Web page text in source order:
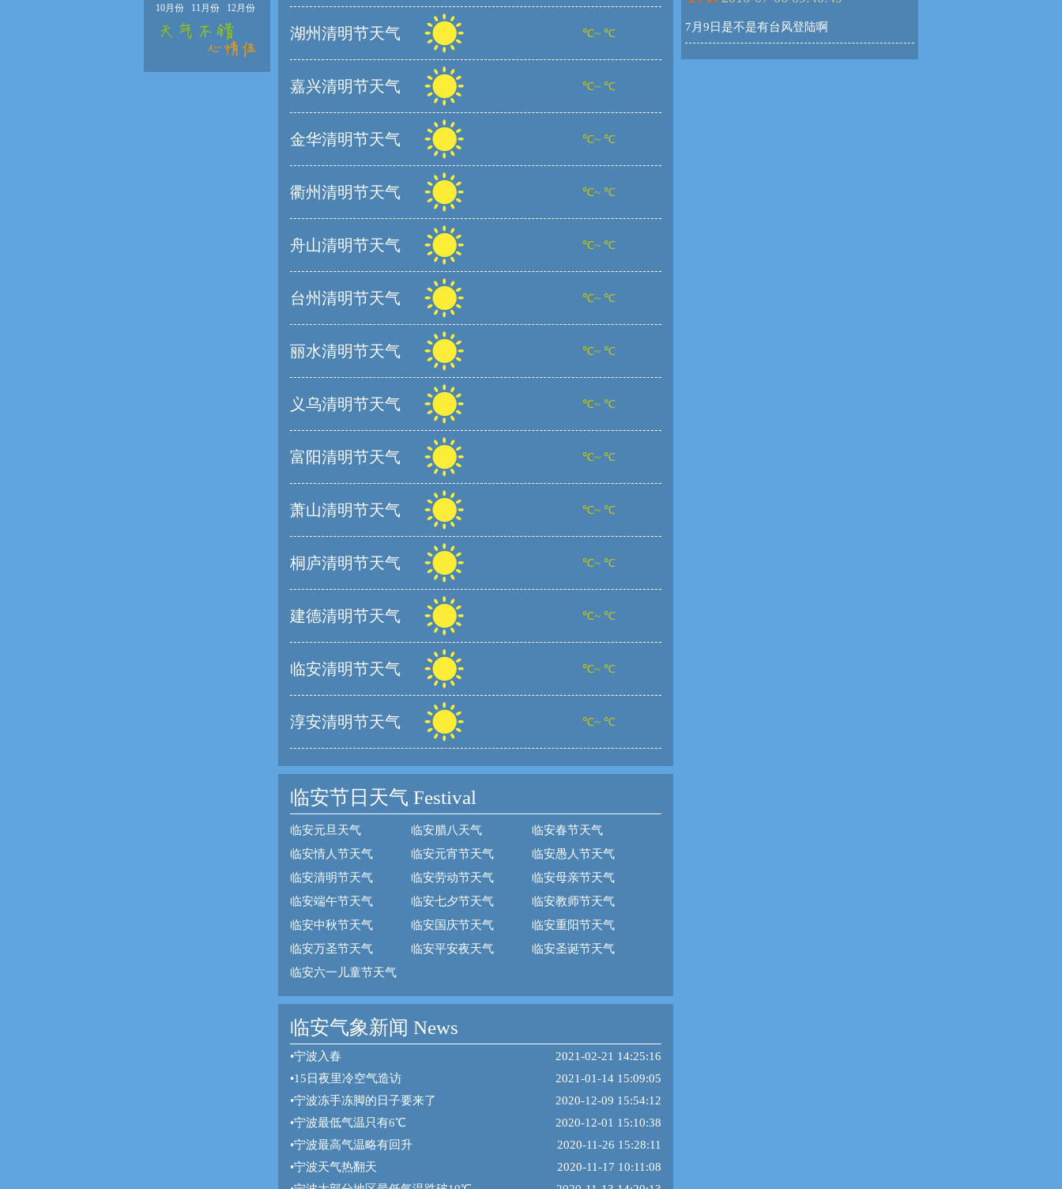
10月份
11月份 12月份
湖州清明节天气 ℃~ ℃
嘉兴清明节天气 ℃~ ℃
金华清明节天气 ℃~ ℃
衢州清明节天气 ℃~ ℃
舟山清明节天气 ℃~ ℃
台州清明节天气 ℃~ ℃
丽水清明节天气 ℃~ ℃
义乌清明节天气 ℃~ ℃
富阳清明节天气 ℃~ ℃
萧山清明节天气 ℃~ ℃
桐庐清明节天气 ℃~ ℃
建德清明节天气 ℃~ ℃
临安清明节天气 ℃~ ℃
淳安清明节天气 ℃~ ℃
临安节日天气 Festival
临安元旦天气 临安腊八天气
临安春节天气
临安情人节天气
临安元宵节天气
临安愚人节天气
临安清明节天气
临安劳动节天气
临安母亲节天气
临安端午节天气
临安七夕节天气
临安教师节天气
临安中秋节天气
临安国庆节天气
临安重阳节天气
临安万圣节天气
临安平安夜天气
临安圣诞节天气
临安六一儿童节天气
临安气象新闻 News
•宁波入春
2021-02-21 14:25:16
•15日夜里冷空气造访
2021-01-14 15:09:05
•宁波冻手冻脚的日子要来了
2020-12-09 15:54:12
•宁波最低气温只有6℃
2020-12-01 15:10:38
•宁波最高气温略有回升
2020-11-26 15:28:11
•宁波天气热翻天
2020-11-17 10:11:08
7月9日是不是有台风登陆啊